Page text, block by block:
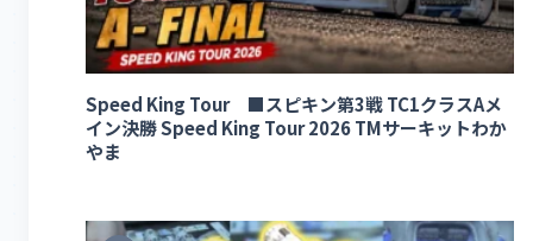
Speed King Tour ■スピキン第3戦 TC1クラスAメ
イン決勝 Speed King Tour 2026 TMサーキットわか
やま